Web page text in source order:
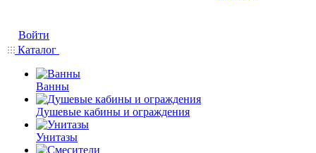
Войти
Каталог
Ванны
Душевые кабины и ограждения
Унитазы